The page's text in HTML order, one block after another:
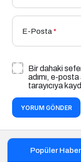
E-Posta*
Bir dahaki
adımı, e-
tarayıcıya
YORUM GÖNDER
Popüler